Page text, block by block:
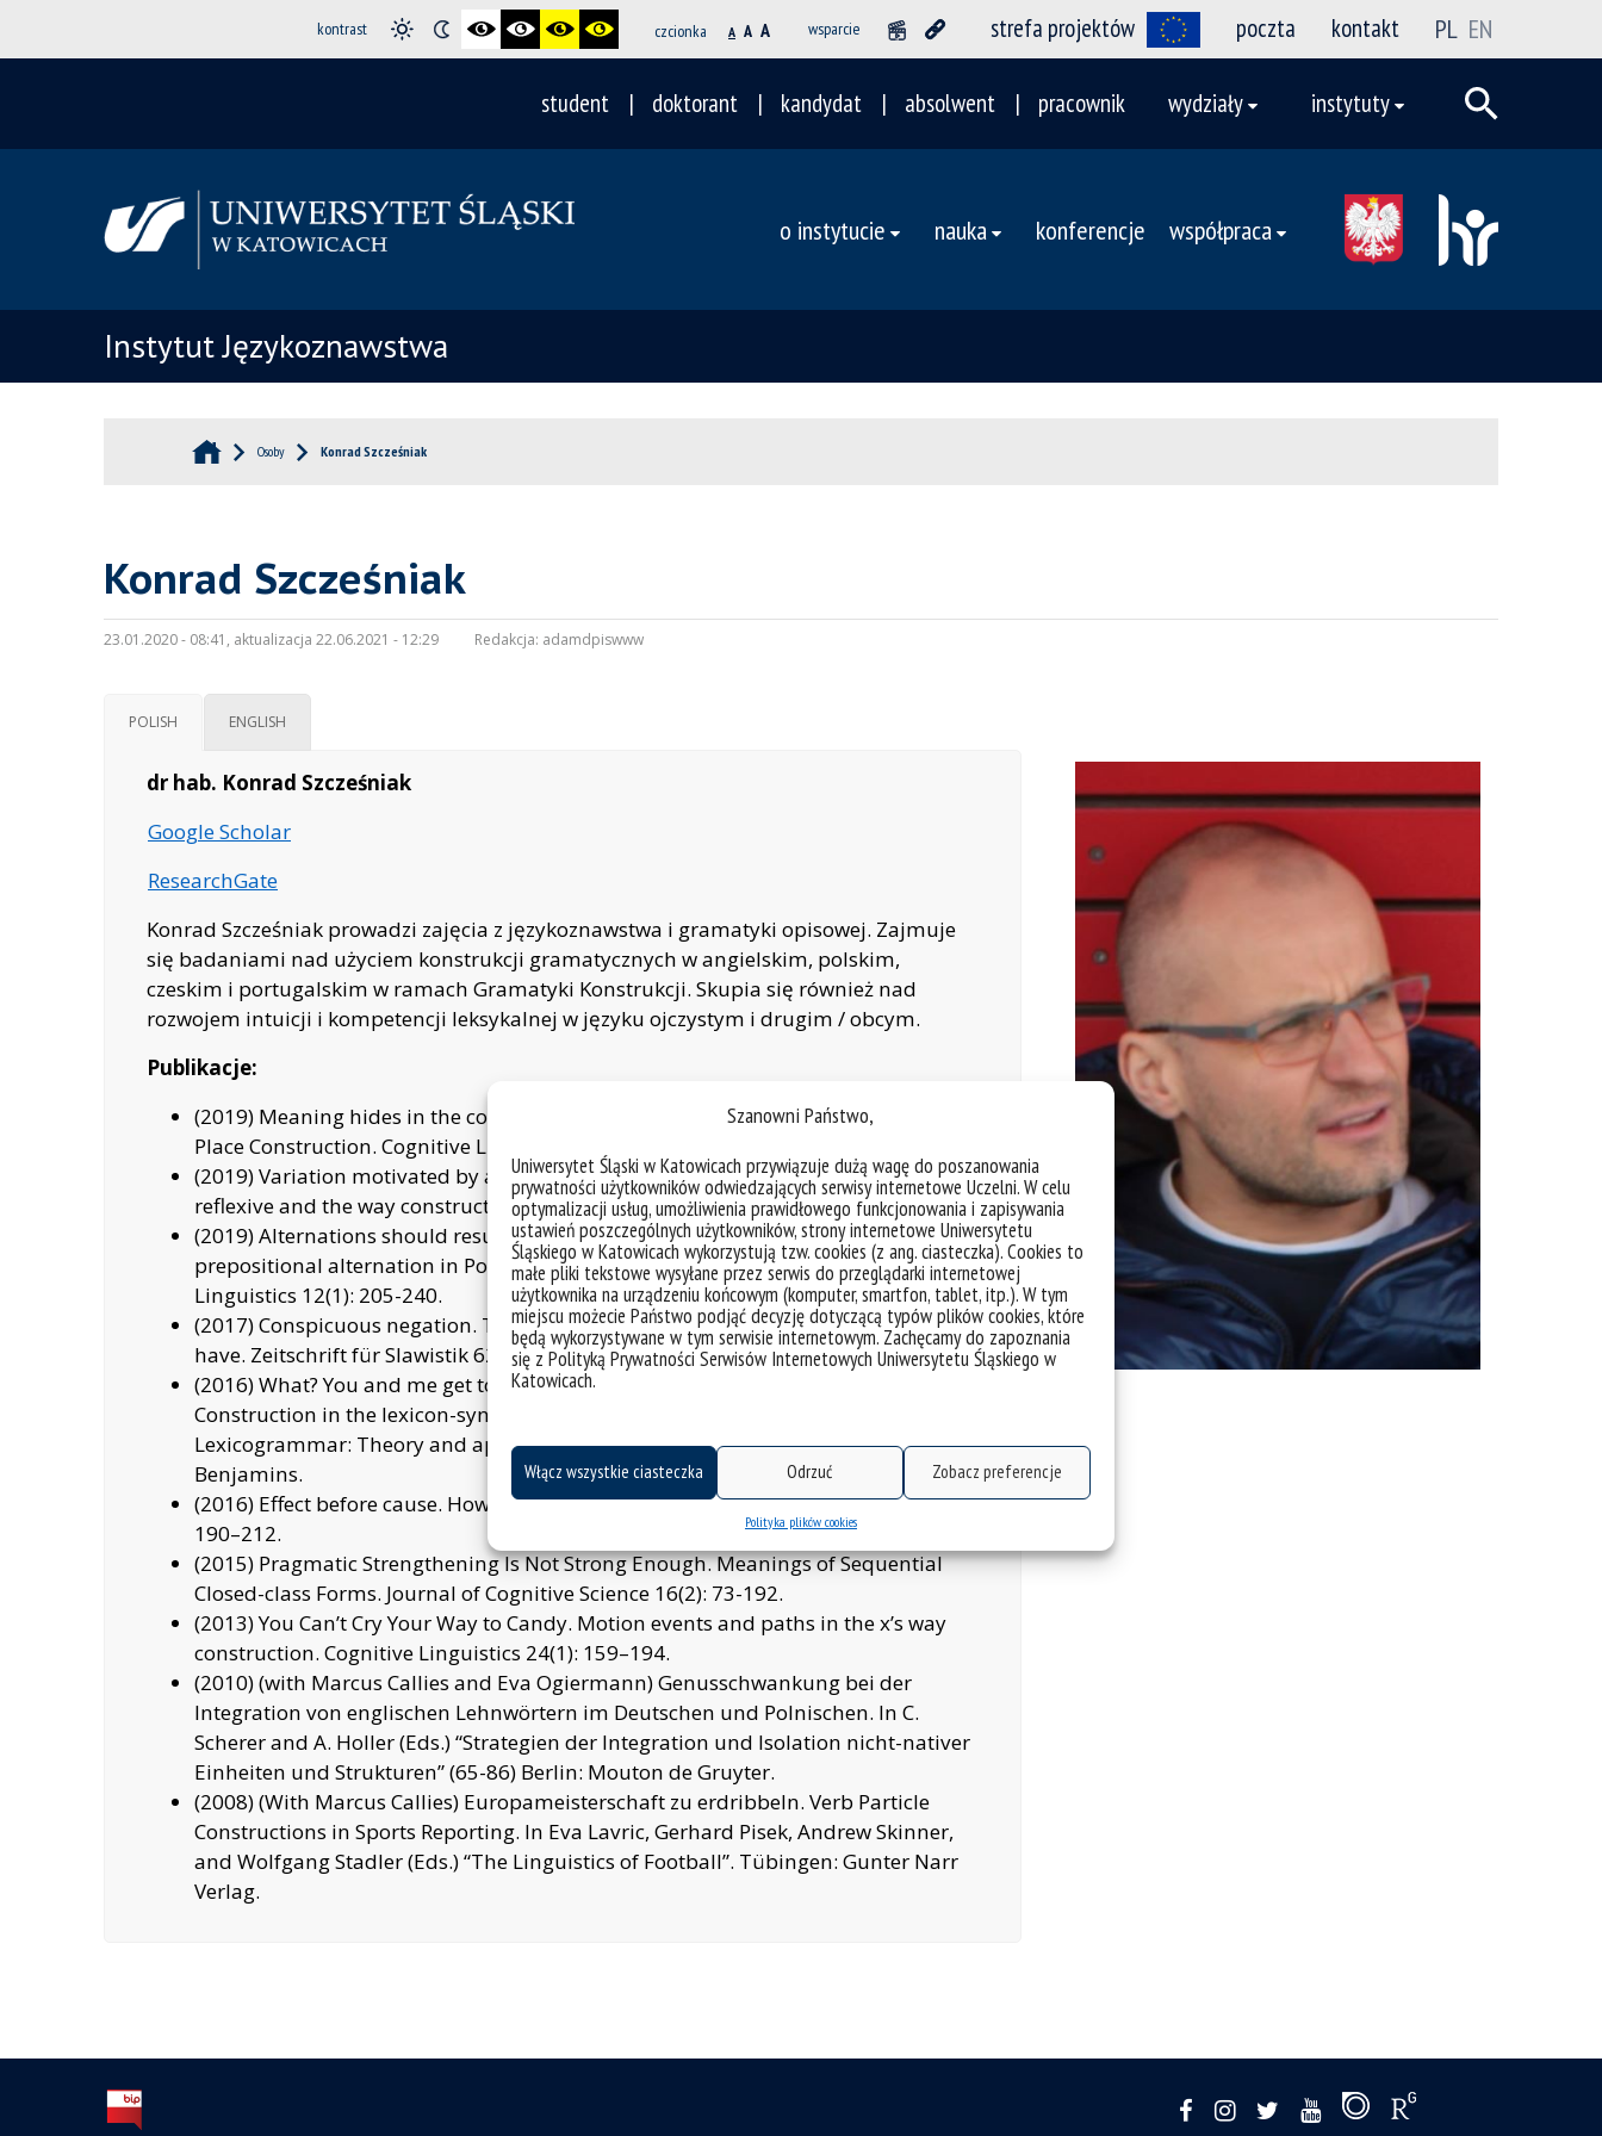
Szanowni Państwo,
Uniwersytet Śląski w Katowicach przywiązuje dużą wagę do poszanowania
prywatności użytkowników odwiedzających serwisy internetowe Uczelni. W celu
optymalizacji usług, umożliwienia prawidłowego funkcjonowania i zapisywania
ustawień poszczególnych użytkowników, strony internetowe Uniwersytetu
Śląskiego w Katowicach wykorzystują tzw. cookies (z ang. ciasteczka). Cookies to
małe pliki tekstowe wysyłane przez serwis do przeglądarki internetowej
użytkownika na urządzeniu końcowym (komputer, smartfon, tablet, itp.). W tym
miejscu możecie Państwo podjąć decyzję dotyczącą typów plików cookies, które
będą wykorzystywane w tym serwisie internetowym. Zachęcamy do zapoznania
się z Polityką Prywatności Serwisów Internetowych Uniwersytetu Śląskiego w
Katowicach.
Włącz wszystkie ciasteczka Odrzuć Zobacz preferencje
Polityka plików cookies
kontrast czcionka A A A wsparcie strefa projektów poczta kontakt PL EN
student doktorant kandydat absolwent pracownik wydziały instytuty
o instytucie nauka konferencje współpraca
Instytut Językoznawstwa
Osoby Konrad Szcześniak
Konrad Szcześniak
23.01.2020 - 08:41, aktualizacja 22.06.2021 - 12:29 Redakcja: adamdpiswww
POLISH ENGLISH
dr hab. Konrad Szcześniak
Google Scholar
ResearchGate
Konrad Szcześniak prowadzi zajęcia z językoznawstwa i gramatyki opisowej. Zajmuje
się badaniami nad użyciem konstrukcji gramatycznych w angielskim, polskim,
czeskim i portugalskim w ramach Gramatyki Konstrukcji. Skupia się również nad
rozwojem intuicji i kompetencji leksykalnej w języku ojczystym i drugim / obcym.
Publikacje:
(2019) Meaning hides in the confusion of the construction: The Characteristic-As-
Place Construction. Cognitive Linguistic Studies 6(1): 58-83.
(2019) Variation motivated by analogy with fixed chunks: Overlap between the
reflexive and the way construction. Constructions and Frames 11(1): 78-106.
(2019) Alternations should resurface next to surface generalizations: The reflexive-
prepositional alternation in Portuguese. Studies in Hispanic and Lusophone
Linguistics 12(1): 205-240.
(2017) Conspicuous negation. The grammaticalization of the locative-existential
have. Zeitschrift für Slawistik 62(4): 647-661.
(2016) What? You and me get together? The place of the Incredulity Response
Construction in the lexicon-syntax continuum. In Grzegorz Drożdż (Ed.), “Studies in
Lexicogrammar: Theory and applications” (121-141). Amsterdam: John
Benjamins.
(2016) Effect before cause. How Content Affects Form. Cognitive Semantics 2(2):
190–212.
(2015) Pragmatic Strengthening Is Not Strong Enough. Meanings of Sequential
Closed-class Forms. Journal of Cognitive Science 16(2): 73-192.
(2013) You Can’t Cry Your Way to Candy. Motion events and paths in the x’s way
construction. Cognitive Linguistics 24(1): 159–194.
(2010) (with Marcus Callies and Eva Ogiermann) Genusschwankung bei der
Integration von englischen Lehnwörtern im Deutschen und Polnischen. In C.
Scherer and A. Holler (Eds.) “Strategien der Integration und Isolation nicht-nativer
Einheiten und Strukturen” (65-86) Berlin: Mouton de Gruyter.
(2008) (With Marcus Callies) Europameisterschaft zu erdribbeln. Verb Particle
Constructions in Sports Reporting. In Eva Lavric, Gerhard Pisek, Andrew Skinner,
and Wolfgang Stadler (Eds.) “The Linguistics of Football”. Tübingen: Gunter Narr
Verlag.